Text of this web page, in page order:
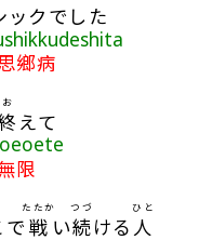
ックでした
鄉病
お
えて
限
で戦
たたか
い続
つづ
ける 人
ひと